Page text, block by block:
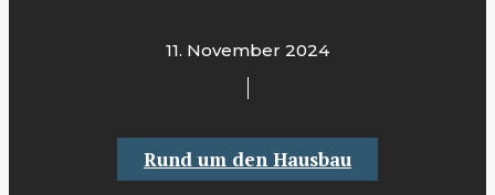
11. November 2024
Rund um den Hausbau